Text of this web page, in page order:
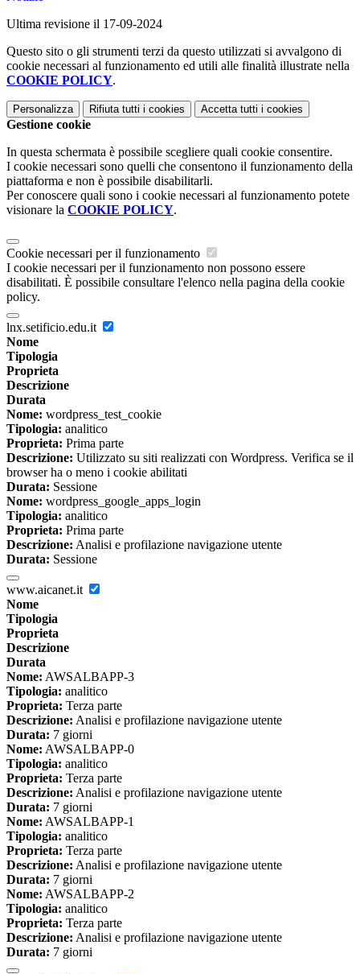
Ultima revisione il 17-09-2024
Questo sito o gli strumenti terzi da questo utilizzati si avvalgono di
cookie necessari al funzionamento ed utili alle finalità illustrate nella
COOKIE POLICY.
Personalizza Rifiuta tutti i cookies Accetta tutti i cookies
Gestione cookie
In questa schermata è possibile scegliere quali cookie consentire.
I cookie necessari sono quelli che consentono il funzionamento della
piattaforma e non è possibile disabilitarli.
Per conoscere quali sono i cookie necessari al funzionamento potete
visionare la COOKIE POLICY.
Cookie necessari per il funzionamento
I cookie necessari per il funzionamento non possono essere
disabilitati. È possibile consultare l'elenco nella pagina della cookie
policy.
lnx.setificio.edu.it
Nome
Tipologia
Proprieta
Descrizione
Durata
Nome: wordpress_test_cookie
Tipologia: analitico
Proprieta: Prima parte
Descrizione: Utilizzato su siti realizzati con Wordpress. Verifica se il
browser ha o meno i cookie abilitati
Durata: Sessione
Nome: wordpress_google_apps_login
Tipologia: analitico
Proprieta: Prima parte
Descrizione: Analisi e profilazione navigazione utente
Durata: Sessione
www.aicanet.it
Nome
Tipologia
Proprieta
Descrizione
Durata
Nome: AWSALBAPP-3
Tipologia: analitico
Proprieta: Terza parte
Descrizione: Analisi e profilazione navigazione utente
Durata: 7 giorni
Nome: AWSALBAPP-0
Tipologia: analitico
Proprieta: Terza parte
Descrizione: Analisi e profilazione navigazione utente
Durata: 7 giorni
Nome: AWSALBAPP-1
Tipologia: analitico
Proprieta: Terza parte
Descrizione: Analisi e profilazione navigazione utente
Durata: 7 giorni
Nome: AWSALBAPP-2
Tipologia: analitico
Proprieta: Terza parte
Descrizione: Analisi e profilazione navigazione utente
Durata: 7 giorni